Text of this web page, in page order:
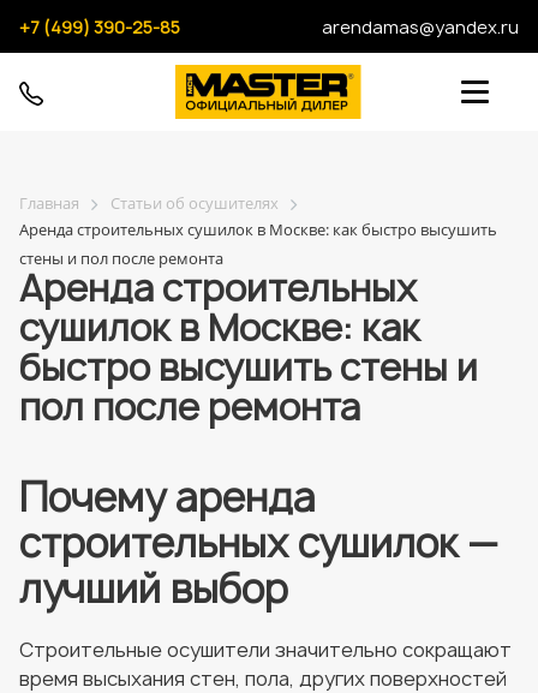
+7 (499) 390-25-85 arendamas@yandex.ru
Главная
Статьи об осушителях
Аренда строительных сушилок в Москве: как быстро высушить
стены и пол после ремонта
Аренда строительных
сушилок в Москве: как
быстро высушить стены и
пол после ремонта
Почему аренда
строительных сушилок —
лучший выбор
Строительные осушители значительно сокращают
время высыхания стен, пола, других поверхностей